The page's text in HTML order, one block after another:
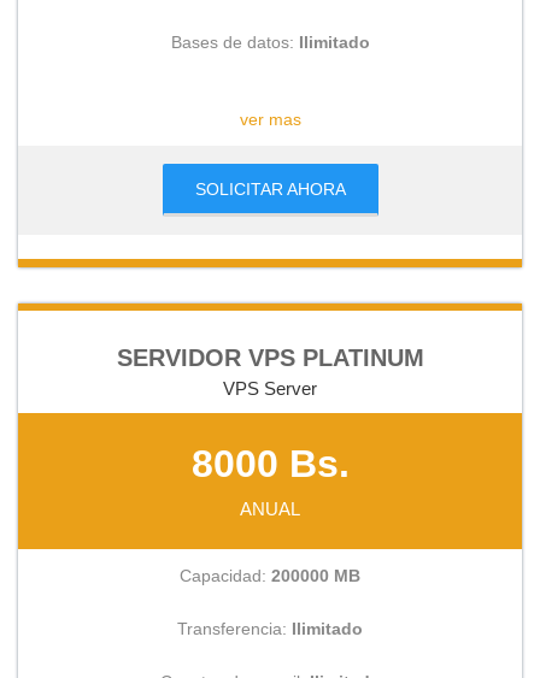
Bases de datos: Ilimitado
ver mas
SOLICITAR AHORA
SERVIDOR VPS PLATINUM
VPS Server
8000 Bs.
ANUAL
Capacidad: 200000 MB
Transferencia: Ilimitado